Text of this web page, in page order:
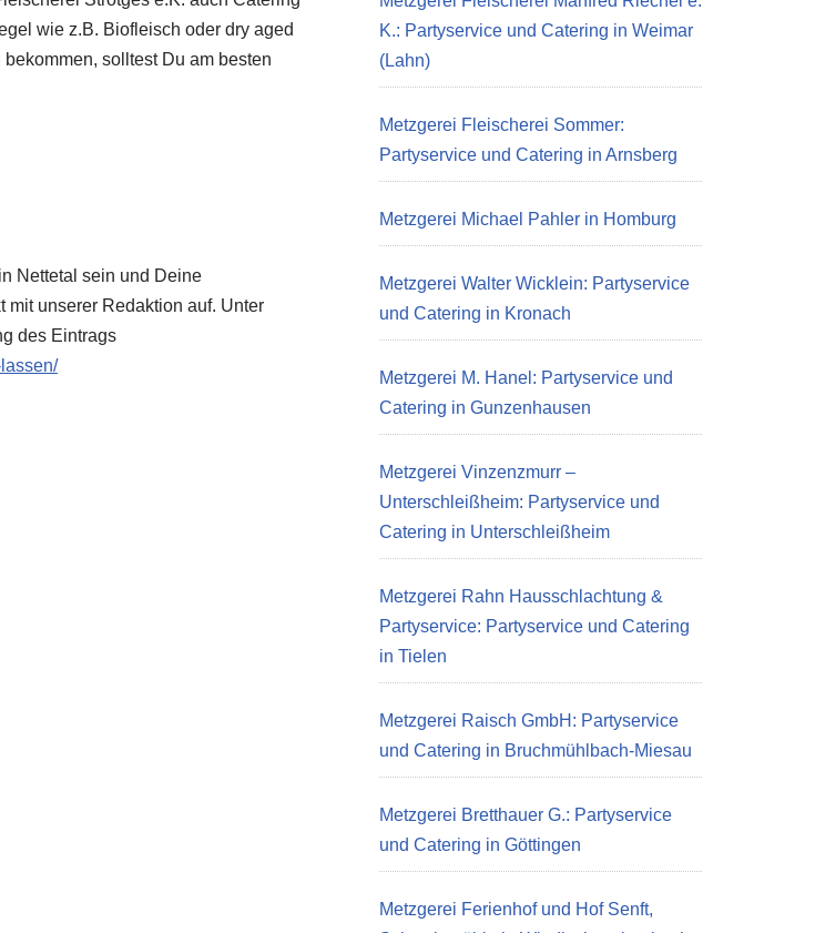
wie z.B. Biofleisch oder dry aged
solltest Du am besten
Nettetal sein und Deine
mit unserer Redaktion auf. Unter
des Eintrags
K.: Partyservice und Catering in Weimar
(Lahn)
Metzgerei Fleischerei Sommer:
Partyservice und Catering in Arnsberg
Metzgerei Michael Pahler in Homburg
Metzgerei Walter Wicklein: Partyservice
und Catering in Kronach
Metzgerei M. Hanel: Partyservice und
Catering in Gunzenhausen
Metzgerei Vinzenzmurr –
Unterschleißheim: Partyservice und
Catering in Unterschleißheim
Metzgerei Rahn Hausschlachtung &
Partyservice: Partyservice und Catering
in Tielen
Metzgerei Raisch GmbH: Partyservice
und Catering in Bruchmühlbach-Miesau
Metzgerei Bretthauer G.: Partyservice
und Catering in Göttingen
Metzgerei Ferienhof und Hof Senft,